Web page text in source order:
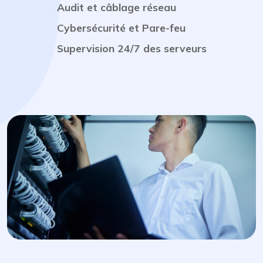
Audit et câblage réseau
Cybersécurité et Pare-feu
Supervision 24/7 des serveurs